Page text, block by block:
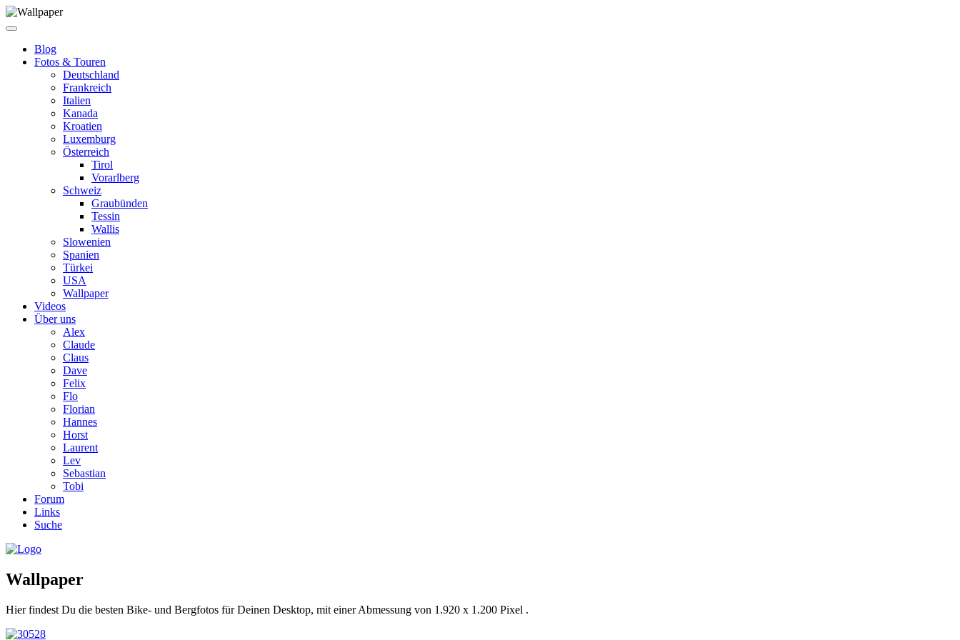
Blog
Fotos & Touren
Deutschland
Frankreich
Italien
Kanada
Kroatien
Luxemburg
Österreich
Tirol
Vorarlberg
Schweiz
Graubünden
Tessin
Wallis
Slowenien
Spanien
Türkei
USA
Wallpaper
Videos
Über uns
Alex
Claude
Claus
Dave
Felix
Flo
Florian
Hannes
Horst
Laurent
Lev
Sebastian
Tobi
Forum
Links
Suche
Wallpaper
Hier findest Du die besten Bike- und Bergfotos für Deinen Desktop, mit einer Abmessung von 1.920 x 1.200 Pixel .